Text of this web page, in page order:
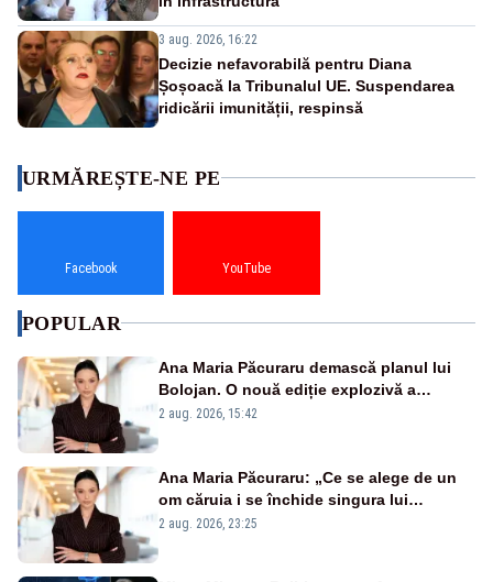
3 aug. 2026, 16:22
Decizie nefavorabilă pentru Diana
Șoșoacă la Tribunalul UE. Suspendarea
ridicării imunității, respinsă
URMĂREȘTE-NE PE
Facebook YouTube
POPULAR
Ana Maria Păcuraru demască planul lui
Bolojan. O nouă ediție explozivă a
emisiunii „Miza Zilei” la Realitatea PLUS
2 aug. 2026, 15:42
Ana Maria Păcuraru: „Ce se alege de un
om căruia i se închide singura lui
portiță?”
2 aug. 2026, 23:25